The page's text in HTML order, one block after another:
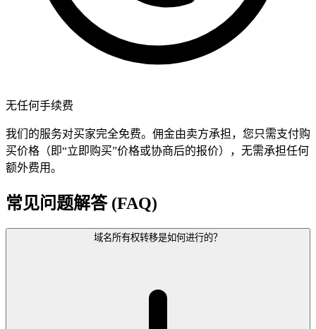
无任何手续费
我们的服务对买家完全免费。佣金由卖方承担，您只需支付购
买价格（即“立即购买”价格或协商后的报价），无需承担任何
额外费用。
常见问题解答 (FAQ)
域名所有权转移是如何进行的？